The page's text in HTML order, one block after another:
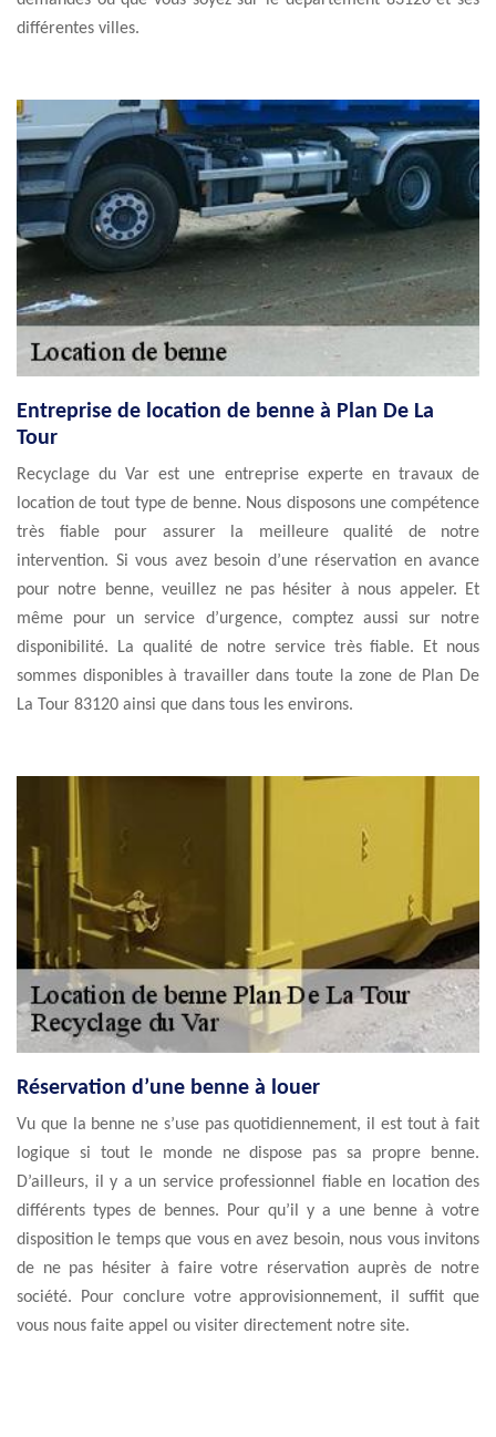
différentes villes.
Entreprise de location de benne à Plan De La
Tour
Recyclage du Var est une entreprise experte en travaux de
location de tout type de benne. Nous disposons une compétence
très fiable pour assurer la meilleure qualité de notre
intervention. Si vous avez besoin d’une réservation en avance
pour notre benne, veuillez ne pas hésiter à nous appeler. Et
même pour un service d’urgence, comptez aussi sur notre
disponibilité. La qualité de notre service très fiable. Et nous
sommes disponibles à travailler dans toute la zone de Plan De
La Tour 83120 ainsi que dans tous les environs.
Réservation d’une benne à louer
Vu que la benne ne s’use pas quotidiennement, il est tout à fait
logique si tout le monde ne dispose pas sa propre benne.
D’ailleurs, il y a un service professionnel fiable en location des
différents types de bennes. Pour qu’il y a une benne à votre
disposition le temps que vous en avez besoin, nous vous invitons
de ne pas hésiter à faire votre réservation auprès de notre
société. Pour conclure votre approvisionnement, il suffit que
vous nous faite appel ou visiter directement notre site.